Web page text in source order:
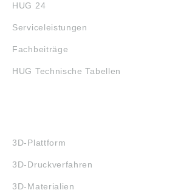
HUG 24
Serviceleistungen
Fachbeiträge
HUG Technische Tabellen
3D-Plattform
3D-Druckverfahren
3D-Materialien